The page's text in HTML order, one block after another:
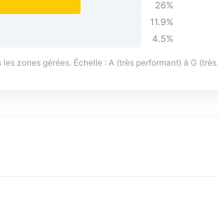
26%
11.9%
4.5%
zones gérées. Échelle : A (très performant) à G